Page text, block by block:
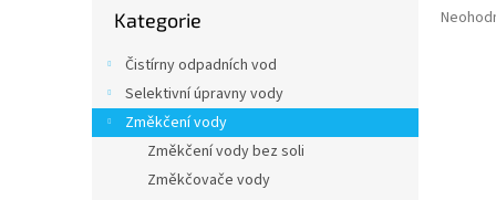
n
kategorie
Kategorie
Čistírny odpadních vod
Selektivní úpravny vody
Změkčení vody
Změkčení vody bez soli
Změkčovače vody